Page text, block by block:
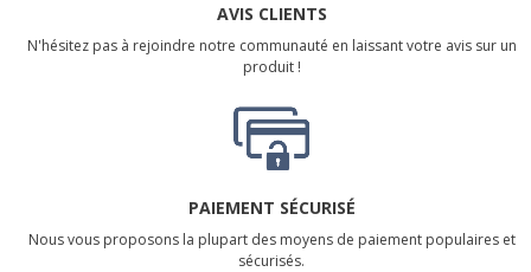
AVIS CLIENTS
N'hésitez pas à rejoindre notre communauté en laissant votre avis sur un
produit !
PAIEMENT SÉCURISÉ
Nous vous proposons la plupart des moyens de paiement populaires et
sécurisés.